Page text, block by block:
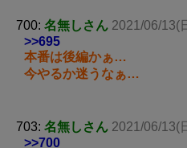
700: 名無しさん 2021/06/13(
>>695
本番は後編かぁ…
今やるか迷うなぁ…
703: 名無しさん 2021/06/13(
>>700